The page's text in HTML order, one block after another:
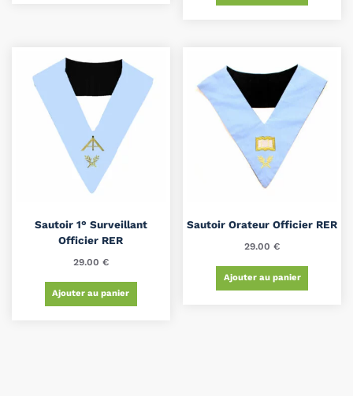
Sautoir 1° Surveillant
Officier RER
29.00 €
Ajouter au panier
Sautoir Orateur Officier RER
29.00€
Ajouter au panier